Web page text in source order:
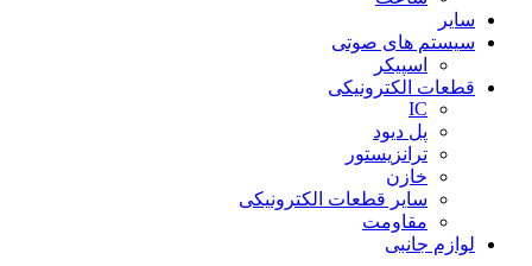
سایر
سیستم های صوتی
اسپیکر
قطعات الکترونیکی
IC
پل دیود
ترانزیستور
خازن
سایر قطعات الکترونیکی
مقاومت
لوازم جانبی